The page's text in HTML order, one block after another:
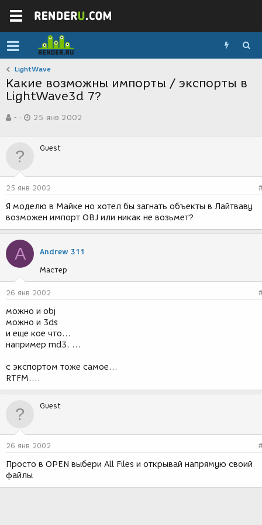
LightWave
Какие возможны импорты / экспорты в
LightWave3d 7?
в
р
м
-
а
д
н
и
25 янв 2002
Guest
25 янв 2002
Я моделю в Майке но хотел бы загнать объекты в Лайтваву
возможен импорт OBJ или никак не возьмет?
A Andrew 311
Мастер
26 янв 2002
можно и obj
можно и 3ds
и еще кое что...
например md3, ...
с экспортом тоже самое...
RTFM....
Guest
26 янв 2002
Просто в OPEN выбери All Files и открывай напрямую своий
файлы